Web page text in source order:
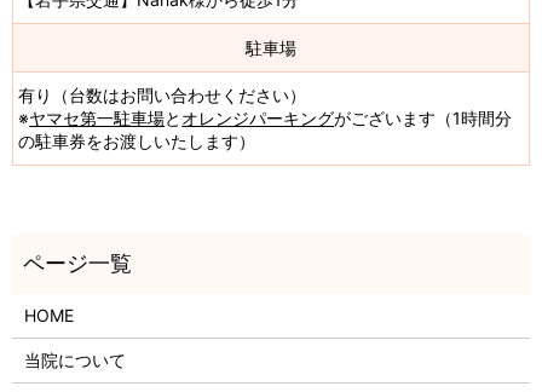
駐車場
有り（台数はお問い合わせください）
※ヤマセ第一駐車場と オレンジパーキングがございます（1時間分
の駐車券をお渡しいたします）
HOME
当院について